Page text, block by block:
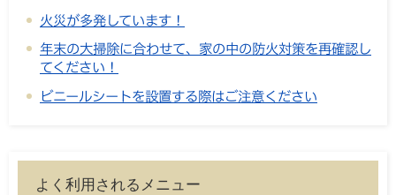
火災が多発しています！
年末の大掃除に合わせて、家の中の防火対策を再確認し
てください！
ビニールシートを設置する際はご注意ください
よく利用されるメニュー